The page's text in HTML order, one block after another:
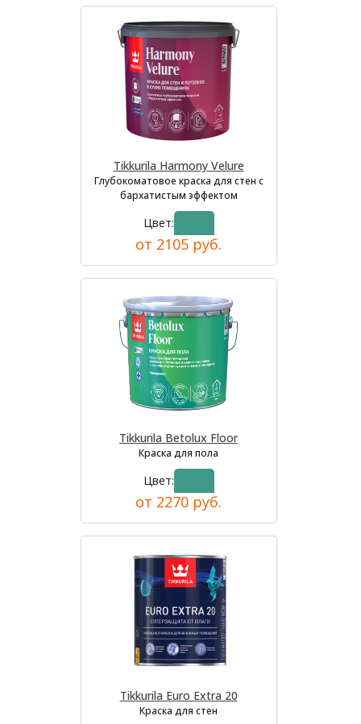
Tikkurila Harmony Velure
Глубокоматовое краска для стен с
бархатистым эффектом
Цвет:
от 2105 руб.
Tikkurila Betolux Floor
Краска для пола
Цвет:
от 2270 руб.
Tikkurila Euro Extra 20
Краска для стен